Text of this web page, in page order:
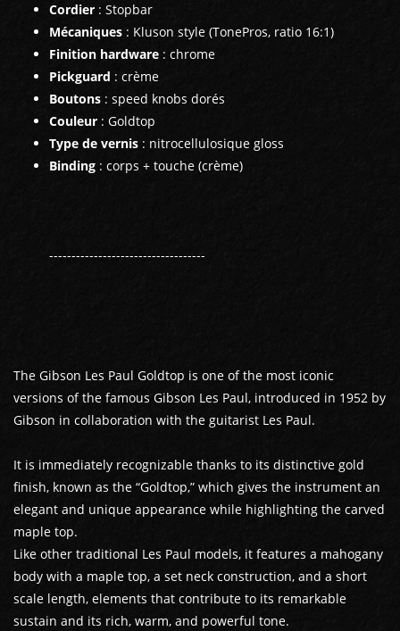
Cordier : Stopbar
Mécaniques : Kluson style (TonePros, ratio 16:1)
Finition hardware : chrome
Pickguard : crème
Boutons : speed knobs dorés
Couleur : Goldtop
Type de vernis : nitrocellulosique gloss
Binding : corps + touche (crème)
-----------------------------------
The Gibson Les Paul Goldtop is one of the most iconic
versions of the famous Gibson Les Paul, introduced in 1952 by
Gibson in collaboration with the guitarist Les Paul.
It is immediately recognizable thanks to its distinctive gold
finish, known as the “Goldtop,” which gives the instrument an
elegant and unique appearance while highlighting the carved
maple top.
Like other traditional Les Paul models, it features a mahogany
body with a maple top, a set neck construction, and a short
scale length, elements that contribute to its remarkable
sustain and its rich, warm, and powerful tone.